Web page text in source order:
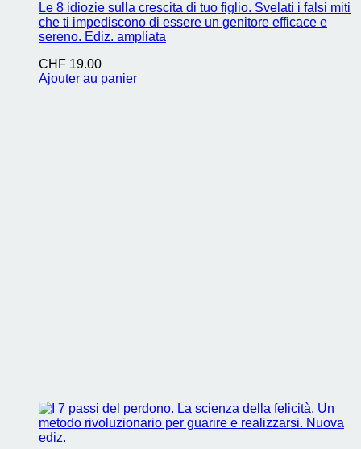
Le 8 idiozie sulla crescita di tuo figlio. Svelati i falsi miti
che ti impediscono di essere un genitore efficace e
sereno. Ediz. ampliata
CHF 19.00
Ajouter au panier